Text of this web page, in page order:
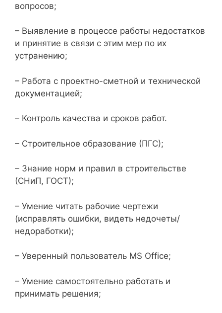
вопросов;
– Выявление в процессе работы недостатков
и принятие в связи с этим мер по их
устранению;
– Работа с проектно-сметной и технической
документацией;
– Контроль качества и сроков работ.
– Строительное образование (ПГС);
– Знание норм и правил в строительстве
(СНиП, ГОСТ);
– Умение читать рабочие чертежи
(исправлять ошибки, видеть недочеты/
недоработки);
– Уверенный пользователь MS Office;
– Умение самостоятельно работать и
принимать решения;